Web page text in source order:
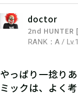
doctor
2nd
RANK：A /
やっぱり一捻り
ミックは、よく